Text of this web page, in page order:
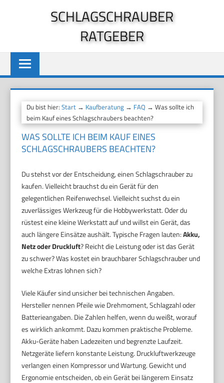
SCHLAGSCHRAUBER
RATGEBER
Du bist hier:Start → Kaufberatung → FAQ → Was sollte ich
beim Kauf eines Schlagschraubers beachten?
WAS SOLLTE ICH BEIM KAUF EINES
SCHLAGSCHRAUBERS BEACHTEN?
Du stehst vor der Entscheidung, einen Schlagschrauber zu
kaufen. Vielleicht brauchst du ein Gerät für den
gelegentlichen Reifenwechsel. Vielleicht suchst du ein
zuverlässiges Werkzeug für die Hobbywerkstatt. Oder du
rüstest eine kleine Werkstatt auf und willst ein Gerät, das
auch längere Einsätze aushält. Typische Fragen lauten:Akku,
Netz oder Druckluft? Reicht die Leistung oder ist das Gerät
zu schwer? Was kostet ein brauchbarer Schlagschrauber und
welche Extras lohnen sich?
Viele Käufer sind unsicher bei technischen Angaben.
Hersteller nennen Pfeile wie Drehmoment, Schlagzahl oder
Batterieangaben. Die Zahlen helfen, wenn du weißt, worauf
es wirklich ankommt. Dazu kommen praktische Probleme.
Akku-Geräte haben Ladezeiten und begrenzte Laufzeit.
Netzgeräte liefern konstante Leistung. Druckluftwerkzeuge
verlangen einen Kompressor und Wartung. Gewicht und
Ergonomie entscheiden, ob ein Gerät bei längerem Einsatz